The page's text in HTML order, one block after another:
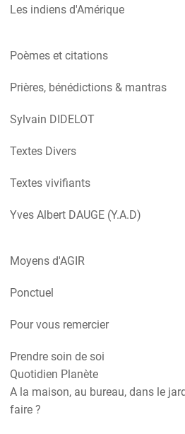
Les indiens d'Amérique
Poèmes et citations
Prières, bénédictions & mantras
Sylvain DIDELOT
Textes Divers
Textes vivifiants
Yves Albert DAUGE (Y.A.D)
Moyens d'AGIR
Ponctuel
Pour vous remercier
Prendre soin de soi
Quotidien Planète
A la maison, au bureau, dans le
faire ?